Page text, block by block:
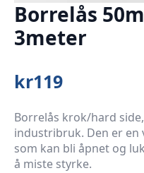
Borrelås
3meter
kr119
Borrelås krok/hard
industribruk. Den er en
som kan bli åpnet og
å miste styrke.